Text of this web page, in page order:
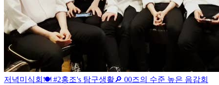
저녁미식회🍽 #2홍조's 탐구생활🔎 00즈의 수준 높은 음감회